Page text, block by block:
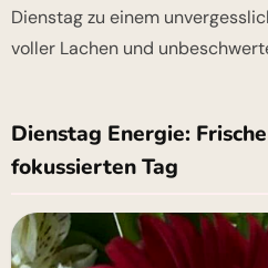
Dienstag zu einem
voller Lachen und
Dienstag Energie:
fokussierten Tag